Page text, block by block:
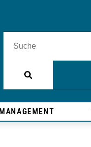
MANAGEMENT